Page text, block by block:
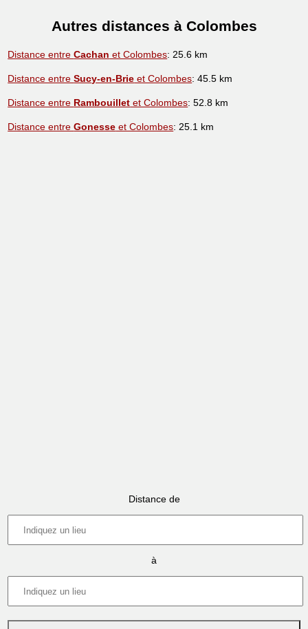
Autres distances à Colombes
Distance entreCachan et Colombes: 25.6 km
Distance entreSucy-en-Brie et Colombes: 45.5 km
Distance entre Rambouillet et Colombes: 52.8 km
Distance entreGonesse et Colombes: 25.1 km
Distance de
à